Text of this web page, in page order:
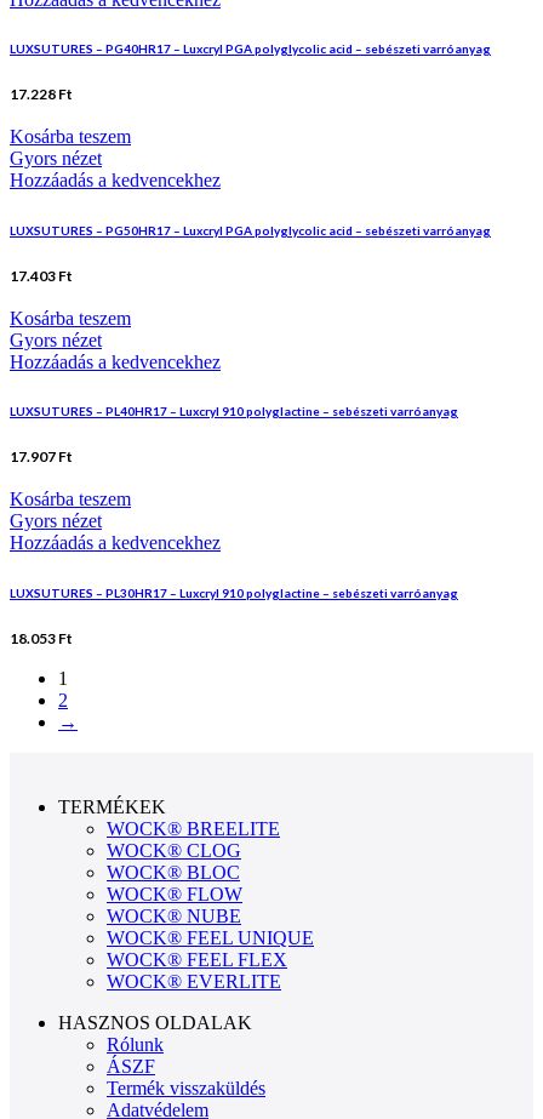
LUXSUTURES – PG40HR17 – Luxcryl PGA polyglycolic acid – sebészeti varróanyag
17.228 Ft
Kosárba teszem
Gyors nézet
Hozzáadás a kedvencekhez
LUXSUTURES – PG50HR17 – Luxcryl PGA polyglycolic acid – sebészeti varróanyag
17.403 Ft
Kosárba teszem
Gyors nézet
Hozzáadás a kedvencekhez
LUXSUTURES – PL40HR17 – Luxcryl 910 polyglactine – sebészeti varróanyag
17.907 Ft
Kosárba teszem
Gyors nézet
Hozzáadás a kedvencekhez
LUXSUTURES – PL30HR17 – Luxcryl 910 polyglactine – sebészeti varróanyag
18.053 Ft
1
2
→
TERMÉKEK
WOCK® BREELITE
WOCK® CLOG
WOCK® BLOC
WOCK® FLOW
WOCK® NUBE
WOCK® FEEL UNIQUE
WOCK® FEEL FLEX
WOCK® EVERLITE
HASZNOS OLDALAK
Rólunk
ÁSZF
Termék visszaküldés
Adatvédelem